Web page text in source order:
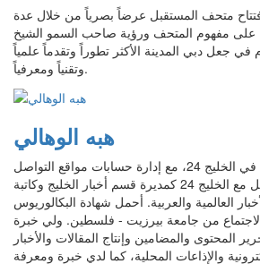
متحف المستقبل عرضاً بصرياً من خلال عدة
مفهوم المتحف ورؤية صاحب السمو الشيخ
جعل دبي المدينة الأكثر تطوراً وتقدماً علمياً
وتقنياً ومعرفياً.
هبه الوهالي
أعمل كقائد فريق في الخليج 24، مع إدارة حسابات مواقع التواصل
الاجتماعي. عملت من قبل مع الخليج 24 كمديرة قسم أخبار الخليج وكاتبة
العالمية والعربية. أحمل شهادة البكالوريوس
من جامعة بيرزيت - فلسطين. ولي خبرة
المحتوى والمضامين وإنتاج المقالات والأخبار
والإذاعات المحلية، كما لدي خبرة ومعرفة